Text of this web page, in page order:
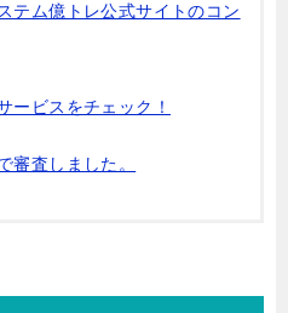
テム億トレ公式サイトのコン
ービスをチェック！
審査しました。